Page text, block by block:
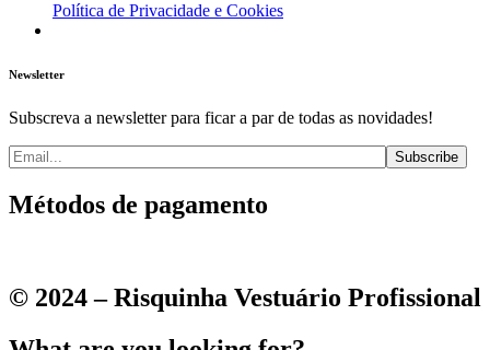
Política de Privacidade e Cookies
Newsletter
Subscreva a newsletter para ficar a par de todas as novidades!
Métodos de pagamento
© 2024 – Risquinha Vestuário Profissional